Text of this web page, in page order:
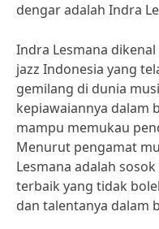
dengar adalah Indra
Indra Lesmana
jazz Indonesia yang
gemilang di dunia
kepiawaiannya dalam
mampu memukau
Menurut pengamat
Lesmana adalah
terbaik yang tidak
dan talentanya dalam